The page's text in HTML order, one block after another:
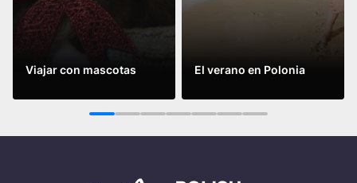
Viajar con mascotas
Leer más
El verano en Polonia
Leer más
1 2 3 4 5 6 7